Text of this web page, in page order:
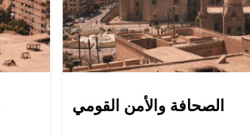
الصحافة والأمن القومي